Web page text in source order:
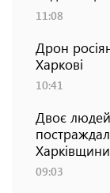
11:08
Дрон
Харкові
10:41
Двоє
Харківщини
09:03